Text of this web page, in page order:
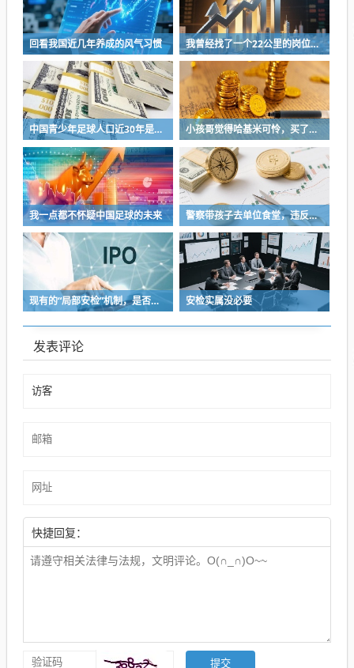
回看我国近几年养成的风气习惯 我曾经找了一个22公里的岗位，坚持了2个星期就坚持不下去了
中国青少年足球人口近30年是断崖式下降 小孩哥觉得哈基米可怜，买了火腿肠喂哈基米，结果哈基米直接叼走他的鹦鹉…
我一点都不怀疑中国足球的未来 警察带孩子去单位食堂，违反了哪门子规章制度？
现有的“局部安检”机制，是否在防范旧风险的同时，制造了新隐患？ 安检实属没必要
发表评论
快捷回复：